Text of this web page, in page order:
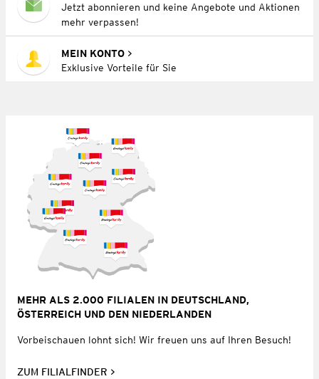
Jetzt abonnieren und keine Angebote und Aktionen
mehr verpassen!
MEIN KONTO
Exklusive Vorteile für Sie
MEHR ALS 2.000 FILIALEN IN DEUTSCHLAND,
ÖSTERREICH UND DEN NIEDERLANDEN
Vorbeischauen lohnt sich! Wir freuen uns auf Ihren Besuch!
ZUM FILIALFINDER